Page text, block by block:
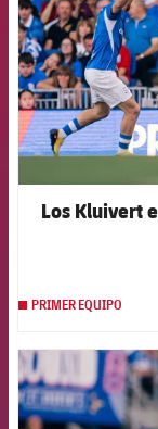
Los Kluivert
PRIMER EQUIPO